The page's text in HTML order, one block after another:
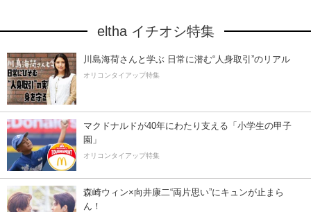
eltha イチオシ特集
川島海荷さんと学ぶ 日常に潜む“人身取引”のリアル
オリコンタイアップ特集
マクドナルドが40年にわたり支える「小学生の甲子
園」
オリコンタイアップ特集
森崎ウィン×向井康二“両片思い”にキュンが止まら
ん！